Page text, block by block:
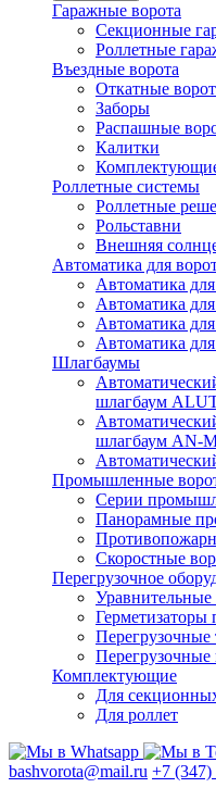
Гаражные ворота
Секционные
Роллетные
Въездные ворота
Откатные
Заборы
Распашные
Калитки
Роллетные системы
Роллетные
Рольставни
Внешняя
Автоматика для
Автоматика
Автоматика
Автоматика
Автоматика
Шлагбаумы
шлагбаум
шлагбаум AN-
Промышленные
Серии
Панорамные
Скоростные
Перегрузочное
Комплектующие
Для
Для роллет
bashvorota@mail.ru +7 (347)